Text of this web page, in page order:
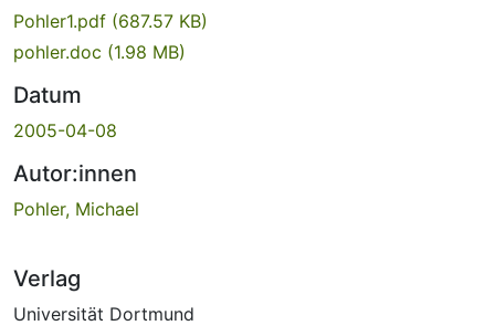
Pohler1.pdf (687.57 KB)
pohler.doc (1.98 MB)
Datum
2005-04-08
Autor:innen
Pohler, Michael
Verlag
Universität Dortmund